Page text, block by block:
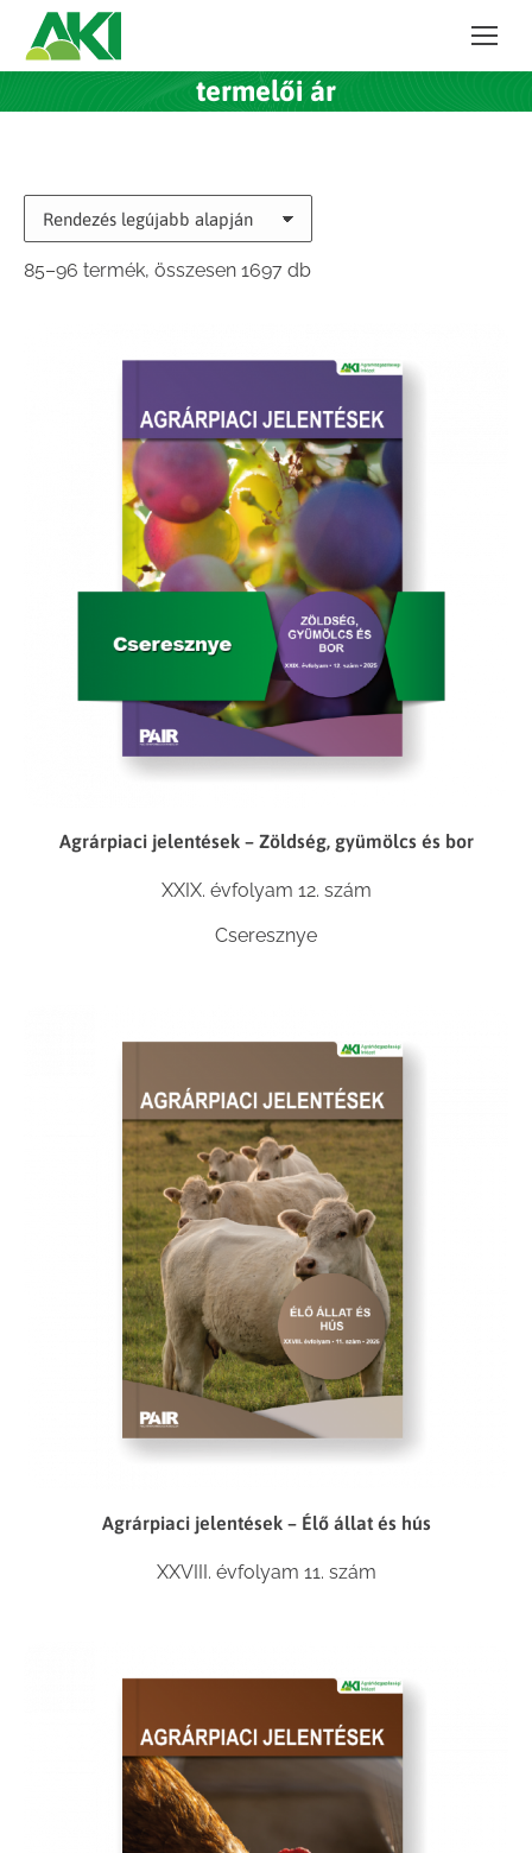
termelői ár
85–96 termék, összesen 1697 dbSorted
Agrárpiaci jelentések – Zöldség, gyümölcs és bor
XXIX. évfolyam 12. szám
Cseresznye
Agrárpiaci jelentések – Élő állat és hús
XXVIII. évfolyam 11. szám